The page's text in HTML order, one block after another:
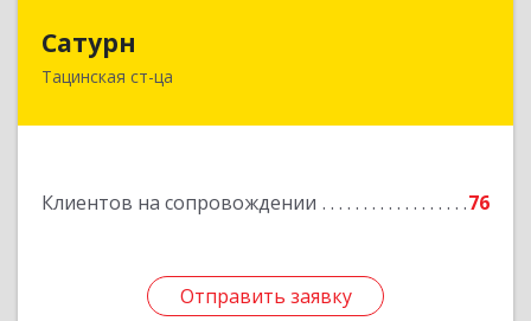
Сатурн
Тацинская ст-ца
Клиентов на сопровождении 76
Отправить заявку
347060, Ростовская область, Тацинский район,
Отправить заявку